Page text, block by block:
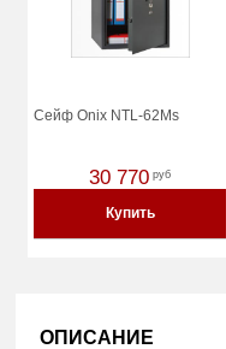
Сейф Onix NTL-62Ms
30 770 руб
Купить
ОПИСАНИЕ